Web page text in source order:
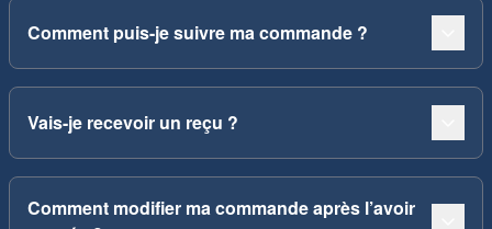
Comment puis-je suivre ma commande ?
Vais-je recevoir un reçu ?
Comment modifier ma commande après l’avoir